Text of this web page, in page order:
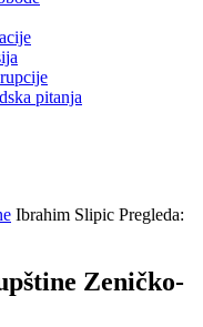
pitanja
Ibrahim Slipic Pregleda:
Zeničko-